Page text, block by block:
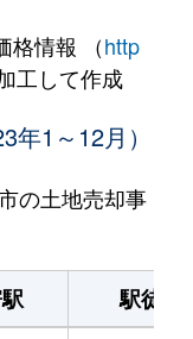
格情報 （http
工して作成
1～12月）
の土地売却事
駅徒歩